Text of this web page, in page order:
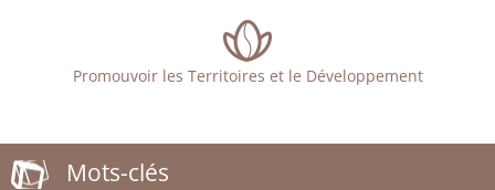
Promouvoir les Territoires et le Développement
Mots-clés